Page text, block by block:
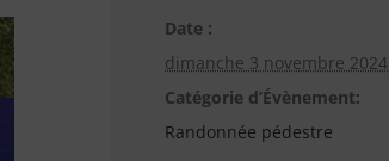
Date :
dimanche 3 novembre 2024
Catégorie d’Évènement:
Randonnée pédestre